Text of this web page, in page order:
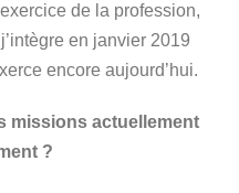
de la profession,
en janvier 2019
encore aujourd’hui.
missions actuellement
?